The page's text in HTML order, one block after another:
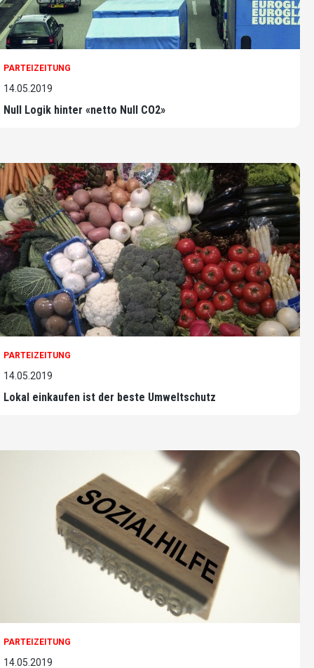
PARTEIZEITUNG
14.05.2019
Null Logik hinter «netto Null CO2»
PARTEIZEITUNG
14.05.2019
Lokal einkaufen ist der beste Umweltschutz
PARTEIZEITUNG
14.05.2019